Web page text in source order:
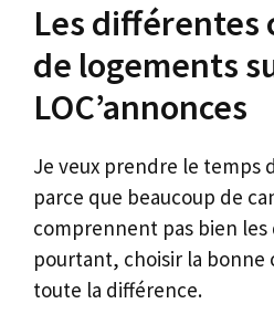
Les différentes
de logements
LOC’annonces
Je veux prendre le temps
parce que beaucoup de
comprennent pas bien les
pourtant, choisir la bonne
toute la différence.